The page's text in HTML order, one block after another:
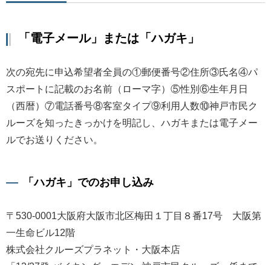
「電子メール」または「ハガキ」
次の宛先に申込希望者全員の①郵便番号②住所③氏名④パ
スポートに記載のお名前（ローマ字）⑤性別⑥生年月日
（西暦）⑦電話番号⑧客室タイプ⑨利用人数⑩神戸市民ク
ルーズを知ったきっかけを明記し、ハガキまたは電子メー
ルでお送りください。
「ハガキ」でのお申し込み
〒530-0001大阪府大阪市北区梅田１丁目８番17号 大阪第
一生命ビル12階
株式会社クルーズプラネット・大阪本店